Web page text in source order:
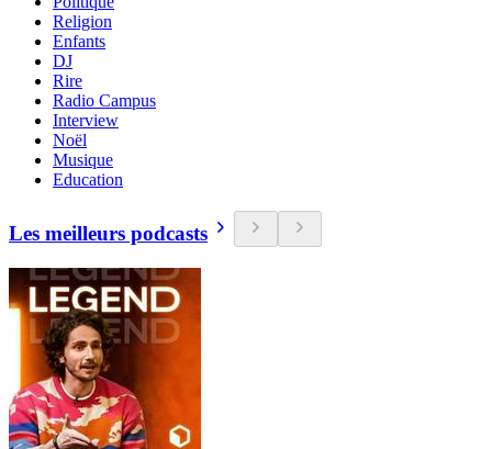
Religion
Enfants
DJ
Rire
Radio Campus
Interview
Noël
Musique
Education
Les meilleurs podcasts